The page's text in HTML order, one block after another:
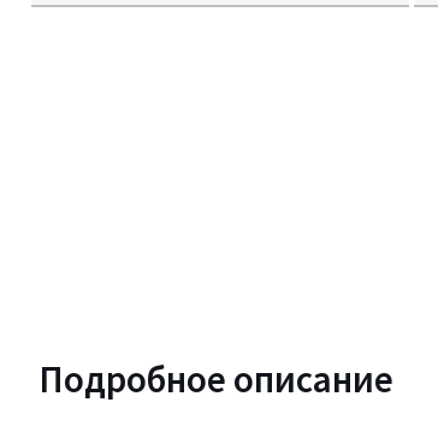
Подробное описание